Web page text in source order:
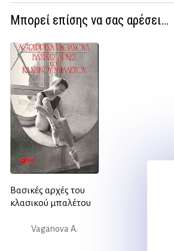
Μπορεί επίσης να σας αρέσει…
Βασικές αρχές του
κλασικού μπαλέτου
Vaganova A.